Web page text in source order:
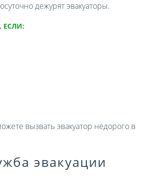
дежурят эвакуаторы.
ЕСЛИ:
вызвать эвакуатор недорого в
эвакуации